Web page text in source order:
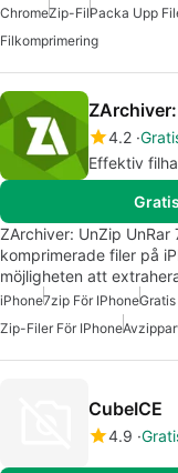
ChromeZip-FilPacka Upp
Filkomprimering
4.2
Effektiv
ZArchiver: UnZip
komprimerade filer på
möjligheten att
iPhone7zip För IPhone
Zip-Filer För IPhone
CubeICE
4.9